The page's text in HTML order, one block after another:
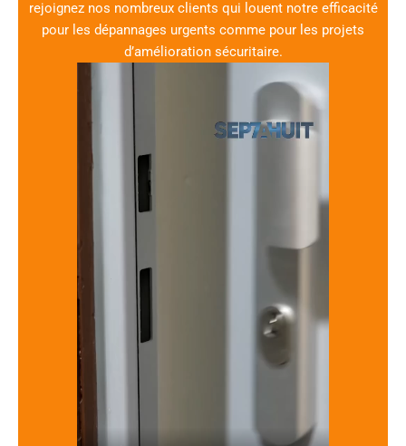
rejoignez nos nombreux clients qui louent notre efficacité
pour les dépannages urgents comme pour les projets
d’amélioration sécuritaire.